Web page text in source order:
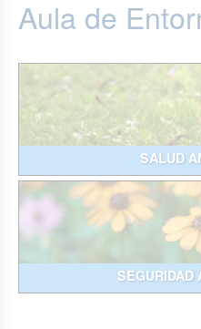
Aula de
SALUD
SEGURIDAD